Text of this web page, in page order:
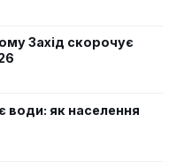
Захід скорочує
води: як населення